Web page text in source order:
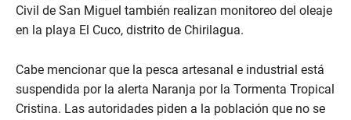
Civil de San Miguel también realizan monitoreo del oleaje
en la playa El Cuco, distrito de Chirilagua.
Cabe mencionar que la pesca artesanal e industrial está
suspendida por la alerta Naranja por la Tormenta Tropical
Cristina. Las autoridades piden a la población que no se